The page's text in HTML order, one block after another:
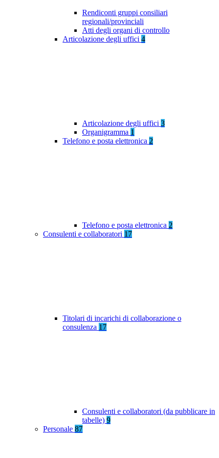
Rendiconti gruppi consiliari
regionali/provinciali
Atti degli organi di controllo
Articolazione degli uffici 4
Articolazione degli uffici 3
Organigramma 1
Telefono e posta elettronica 2
Telefono e posta elettronica 2
Consulenti e collaboratori 17
Titolari di incarichi di collaborazione o
consulenza 17
Consulenti e collaboratori (da pubblicare in
tabelle) 9
Personale 87